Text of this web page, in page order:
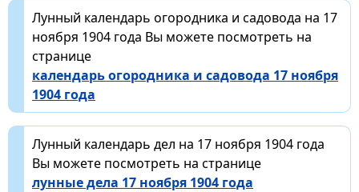
Лунный календарь огородника и садовода на 17
ноября 1904 года Вы можете посмотреть на
странице
календарь огородника и садовода 17 ноября
1904 года
Лунный календарь дел на 17 ноября 1904 года
Вы можете посмотреть на странице
лунные дела 17 ноября 1904 года